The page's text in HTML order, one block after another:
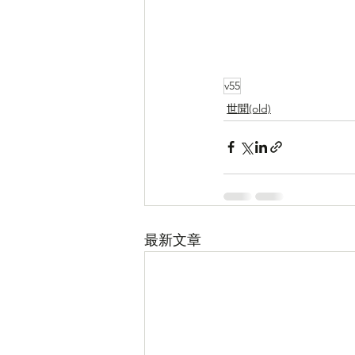
v55
世聞(old)
最新文章